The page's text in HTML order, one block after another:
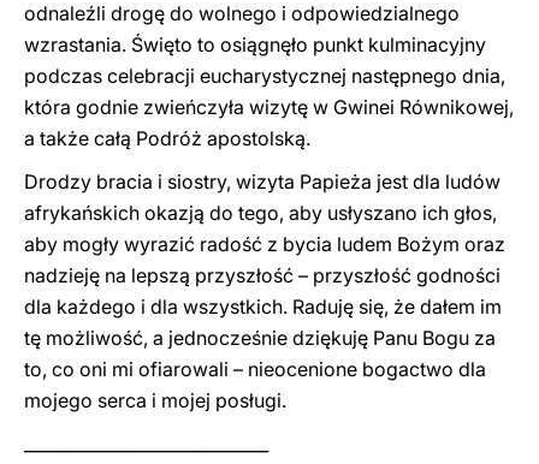
odnaleźli drogę do wolnego i odpowiedzialnego
wzrastania. Święto to osiągnęło punkt kulminacyjny
podczas celebracji eucharystycznej następnego dnia,
która godnie zwieńczyła wizytę w Gwinei Równikowej,
a także całą Podróż apostolską.
Drodzy bracia i siostry, wizyta Papieża jest dla ludów
afrykańskich okazją do tego, aby usłyszano ich głos,
aby mogły wyrazić radość z bycia ludem Bożym oraz
nadzieję na lepszą przyszłość – przyszłość godności
dla każdego i dla wszystkich. Raduję się, że dałem im
tę możliwość, a jednocześnie dziękuję Panu Bogu za
to, co oni mi ofiarowali – nieocenione bogactwo dla
mojego serca i mojej posługi.